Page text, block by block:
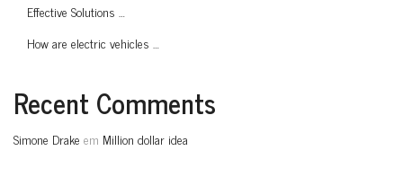
Effective Solutions …
How are electric vehicles …
Recent Comments
Simone Drake em Million dollar idea